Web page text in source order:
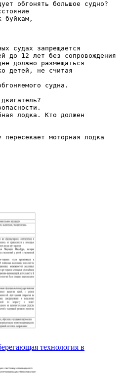
обгонять большое судно?
буйкам,
судах запрещается
до 12 лет без сопровождения
должно размещаться
детей, не считая
судна.
лодка. Кто должен
моторная лодка
технология в